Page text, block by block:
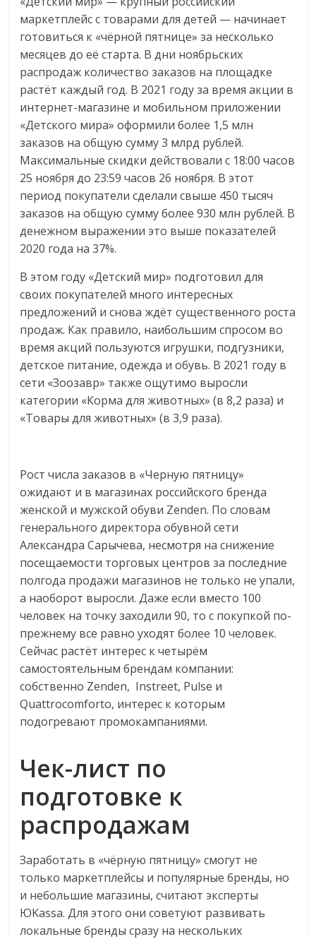
маркетплейс с товарами для детей — начинает
готовиться к «чёрной пятнице» за несколько
месяцев до её старта. В дни ноябрьских
распродаж количество заказов на площадке
растёт каждый год. В 2021 году за время акции в
интернет-магазине и мобильном приложении
«Детского мира» оформили более 1,5 млн
заказов на общую сумму 3 млрд рублей.
Максимальные скидки действовали с 18:00 часов
25 ноября до 23:59 часов 26 ноября. В этот
период покупатели сделали свыше 450 тысяч
заказов на общую сумму более 930 млн рублей. В
денежном выражении это выше показателей
2020 года на 37%.
В этом году «Детский мир» подготовил для
своих покупателей много интересных
предложений и снова ждёт существенного роста
продаж. Как правило, наибольшим спросом во
время акций пользуются игрушки, подгузники,
детское питание, одежда и обувь. В 2021 году в
сети «Зоозавр» также ощутимо выросли
категории «Корма для животных» (в 8,2 раза) и
«Товары для животных» (в 3,9 раза).
Рост числа заказов в «Черную пятницу»
ожидают и в магазинах российского бренда
женской и мужской обуви Zenden. По словам
генерального директора обувной сети
Александра Сарычева, несмотря на снижение
посещаемости торговых центров за последние
полгода продажи магазинов не только не упали,
а наоборот выросли. Даже если вместо 100
человек на точку заходили 90, то с покупкой по-
прежнему все равно уходят более 10 человек.
Сейчас растёт интерес к четырём
самостоятельным брендам компании:
собственно Zenden, Instreet, Pulse и
Quattrocomforto, интерес к которым
подогревают промокампаниями.
Чек-лист по
подготовке к
распродажам
Заработать в «чёрную пятницу» смогут не
только маркетплейсы и популярные бренды, но
и небольшие магазины, считают эксперты
ЮKassa. Для этого они советуют развивать
локальные бренды сразу на нескольких